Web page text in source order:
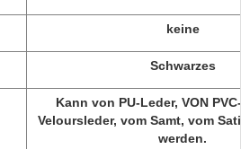
keine
Schwarzes
Kann von PU-Leder, VON
Veloursleder, vom Samt, vom
werden.